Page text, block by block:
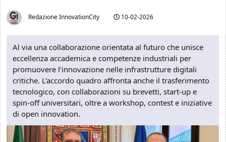
Redazione InnovationCity 10-02-2026
Al via una collaborazione orientata al futuro che unisce
eccellenza accademica e competenze industriali per
promuovere l’innovazione nelle infrastrutture digitali
critiche. L’accordo quadro affronta anche il trasferimento
tecnologico, con collaborazioni su brevetti, start-up e
spin-off universitari, oltre a workshop, contest e iniziative
di open innovation.